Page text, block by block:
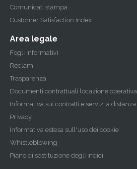
Comunicati stampa
Customer Satisfaction Index
Area legale
Fogli Informativi
Reclami
Trasparenza
Documenti contrattuali locazione operativa
Informativa sui contratti e servizi a distanza
Privacy
Informativa estesa sull'uso dei cookie
Whistleblowing
Piano di sostituzione degli indici